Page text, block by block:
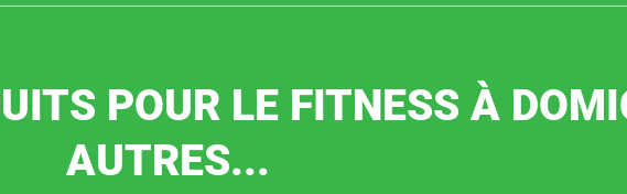
POUR LE FITNESS À
AUTRES...